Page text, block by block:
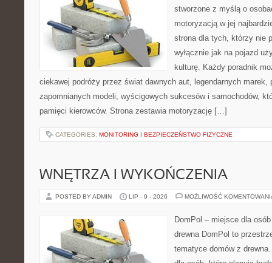
stworzone z myślą o
motoryzacją w jej
strona dla tych, którzy nie
wyłącznie jak na pojazd
kulturę. Każdy poradnik
ciekawej podróży przez świat dawnych aut, legendarnych marek,
zapomnianych modeli, wyścigowych sukcesów i samochodów,
pamięci kierowców. Strona zestawia motoryzację […]
CATEGORIES: MONITORING I BEZPIECZEŃSTWO FIZYCZNE
WNĘTRZA I WYKOŃCZENIA
POSTED BY ADMIN LIP - 9 - 2026 MOŻLIWOŚĆ
DomPol – miejsce dla
drewna DomPol to
tematyce domów z